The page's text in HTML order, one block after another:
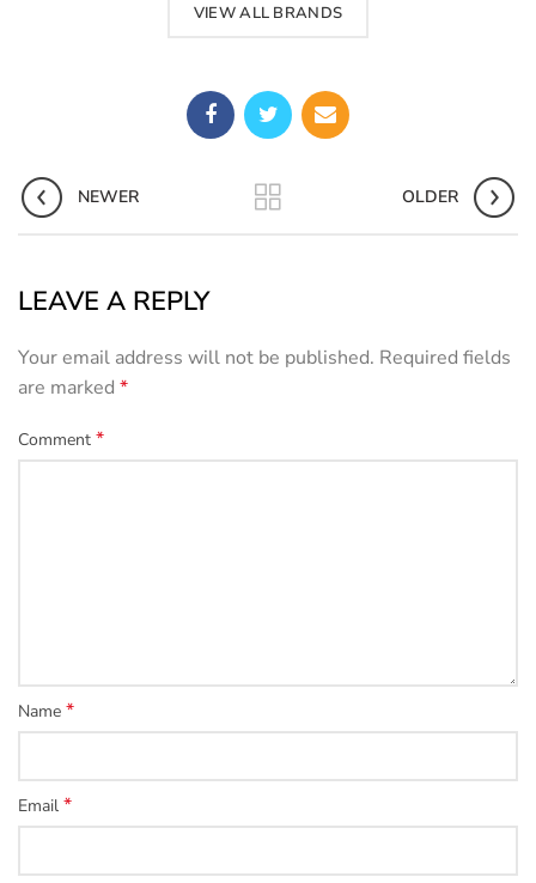
VIEW ALL BRANDS
NEWER OLDER
LEAVE A REPLY
Your email address will not be published. Required fields
are marked *
Comment *
Name *
Email *